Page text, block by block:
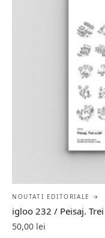
NOUTATI EDITORIALE →
igloo 232 / Peisaj.
50,00 lei